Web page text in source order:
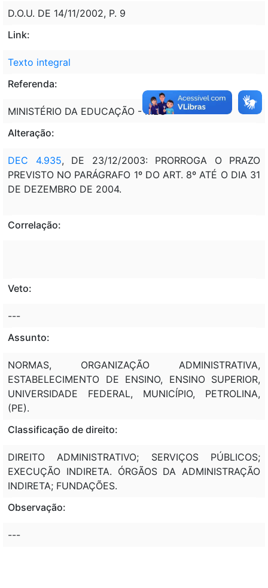
D.O.U. DE 14/11/2002, P. 9
Link:
Texto integral
Referenda:
MINISTÉRIO DA EDUCAÇÃO - MEC
Alteração:
DEC 4.935, DE 23/12/2003: PRORROGA O PRAZO
PREVISTO NO PARÁGRAFO 1º DO ART. 8º ATÉ O DIA 31
DE DEZEMBRO DE 2004.
Correlação:
Veto:
---
Assunto:
NORMAS, ORGANIZAÇÃO ADMINISTRATIVA,
ESTABELECIMENTO DE ENSINO, ENSINO SUPERIOR,
UNIVERSIDADE FEDERAL, MUNICÍPIO, PETROLINA,
(PE).
Classificação de direito:
DIREITO ADMINISTRATIVO; SERVIÇOS PÚBLICOS;
EXECUÇÃO INDIRETA. ÓRGÃOS DA ADMINISTRAÇÃO
INDIRETA; FUNDAÇÕES.
Observação:
---